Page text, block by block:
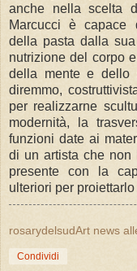
anche nella scelta
Marcucci è capace
della pasta dalla
nutrizione del corpo
della mente e dello
diremmo,
per realizzarne
modernità, la
funzioni date ai
di un artista che non
presente con la
ulteriori per
rosarydelsudArt news
Condividi